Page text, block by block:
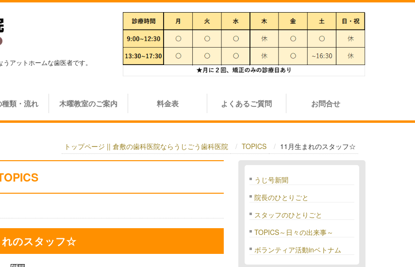
アットホームな歯医者です。
類・流れ 木曜教室のご案内 料金表 よくあるご質問 お問合せ
トップページ || 倉敷の歯科医院ならうじごう歯科医院 TOPICS 11月生まれのスタッフ☆
れのスタッフ☆
うじ号新聞
院長のひとりごと
スタッフのひとりごと
TOPICS～日々の出来事～
ボランティア活動inベトナム